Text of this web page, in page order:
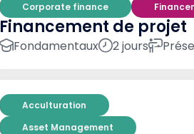
Corporate finance
Financement de projet
Fondamentaux 2 jours
Acculturation
Asset Management